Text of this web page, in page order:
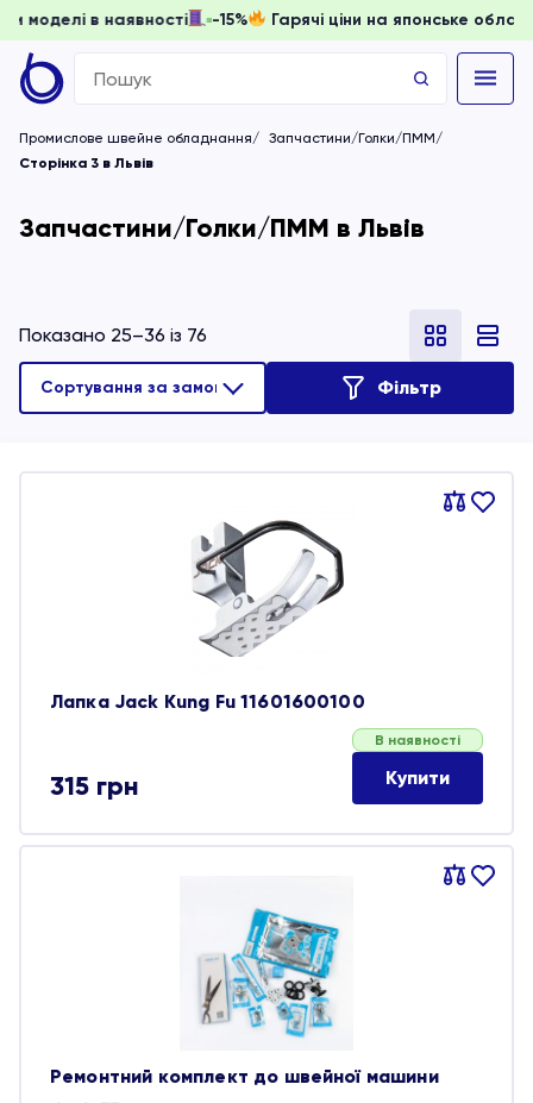
доки моделі в наявності -15% Гарячі ціни на японське
Search
for:
Промислове швейне обладнання
Запчастини/Голки/ПММ
Сторінка 3 в Львів
Запчастини/Голки/ПММ в Львів
Показано 25–36 із 76
Фільтр
Порівняти
В
Лапка Jack Kung Fu 11601600100
315 грн
В наявності
Купити
Порівняти
В
Ремонтний комплект до швейної машини